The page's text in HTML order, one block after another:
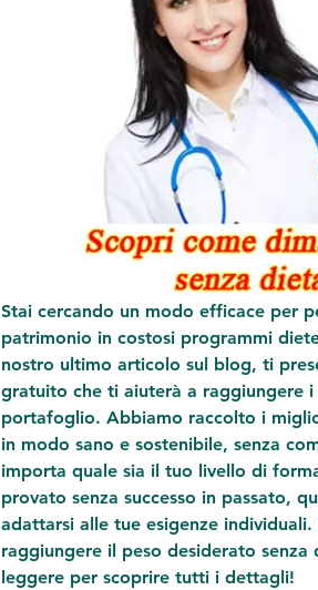
Stai cercando un modo efficace per
patrimonio in costosi programmi
nostro ultimo articolo sul blog, ti
gratuito che ti aiuterà a raggiungere
portafoglio. Abbiamo raccolto i
in modo sano e sostenibile, senza
importa quale sia il tuo livello di
provato senza successo in passato,
adattarsi alle tue esigenze
raggiungere il peso desiderato
leggere per scoprire tutti i dettagli!